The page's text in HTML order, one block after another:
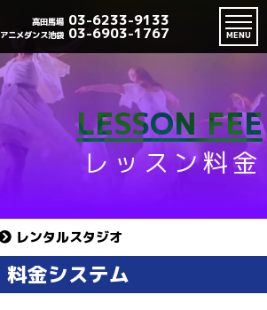
高田馬場 03-6233-9133
アニメダンス池袋 03-6903-1767 MENU
LESSON FEE
レッスン料金
レンタルスタジオ
料金システム